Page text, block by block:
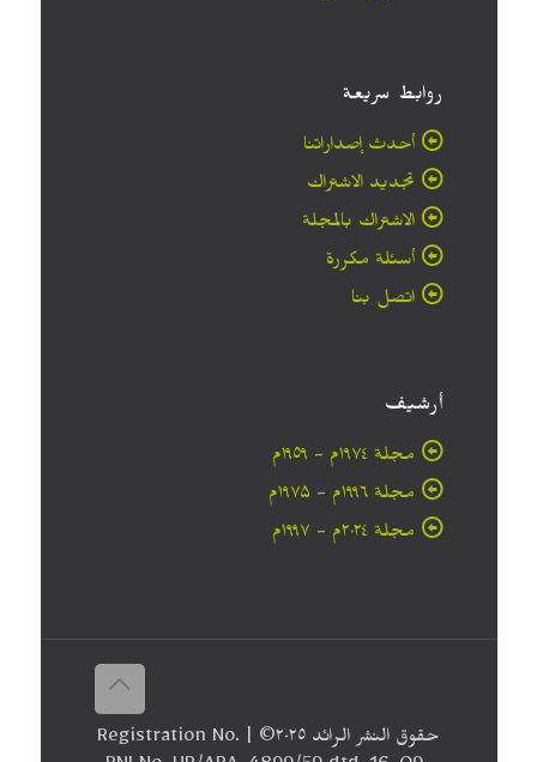
روابط سريعة
أحدث إصداراتنا
تجديد الاشتراك
الاشتراك بالمجلة
أسئلة مكررة
اتصل بنا
أرشيف
مجلة ۱۹۷٤م - ١٩٥٩م
مجلة ۱۹۹٦م - ۱۹۷۵م
مجلة ۲۰۲٤م - ۱۹۹۷م
حقوق النشر الرائد ٢٠۲٥© | Registration No.